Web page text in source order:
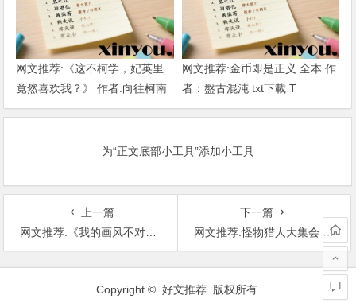
网文推荐:《这不柯学，妃英里
竟然喜欢我？》 作者:向往柯南
1-189章 TXT下载
网文推荐:金币即是正义 全本 作
者：盤古混沌 txt下載 T
为“正文底部小工具”添加小工具
上一篇
网文推荐:《我的画风不对怎么想都是次元的错》 作者:幻想乡的一条水龙 全本 TXT下载
下一篇
网文推荐:怪物猎人大集会 1-403.txt 作者：徐人双 T
文
Copyright © 好文推荐 版权所有.